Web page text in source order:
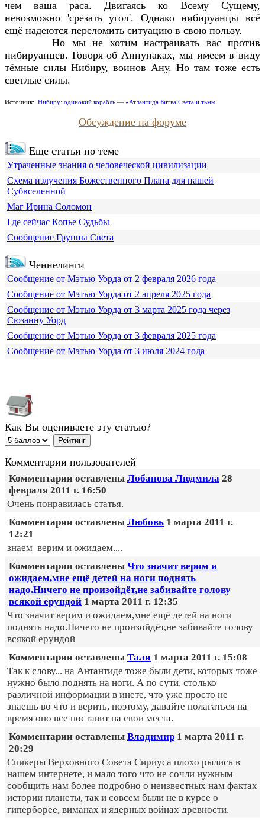
чем ваша раса. Двигаясь ко Всему Сущему,
невозможно 'срезать угол'. Однако нибируанцы всё
ещё надеются переломить ситуацию в свою пользу.
Но мы не хотим настраивать вас против
нибируанцев. Говоря об Аннунаках, мы имеем в виду
тёмные силы Нибиру, воинов Ану. Но там тоже есть
светлые силы.
Источник: Нибиру: одинокий корабль — «Атлантида Битва Света и тьмы
Обсуждение на форуме
Еще статьи по теме
Утраченные знания о человеческой цивилизации
Схема излучения Божественного Плана для нашей
Субвселенной
Маг Ирина Соломон
Где сейчас Копье Судьбы
Сообщение Группы Света
Ченнелинги
Сообщение от Мэтью Уорда от 2 февраля 2026 года
Сообщение от Мэтью Уорда от 2 апреля 2025 года
Сообщение от Мэтью Уорда от 3 марта 2025 года через
Сюзанну Уорд
Сообщение от Мэтью Уорда от 3 февраля 2025 года
Сообщение от Мэтью Уорда от 3 июля 2024 года
Как Вы оцениваете эту статью?
Комментарии пользователей
Комментарии оставлены Лобанова Людмила 28
февраля 2011 г. 16:50
Очень понравилась статья.
Комментарии оставлены Любовь 1 марта 2011 г.
12:21
знаем верим и ожидаем....
Комментарии оставлены Что значит верим и
ожидаем,мне ещё детей на ноги поднять
надо.Ничего не произойдёт,не забивайте голову
всякой ерундой 1 марта 2011 г. 12:35
Что значит верим и ожидаем,мне ещё детей на ноги
поднять надо.Ничего не произойдёт,не забивайте голову
всякой ерундой
Комментарии оставлены Тали 1 марта 2011 г. 15:08
Так к слову... на Антантиде тоже были дети, которых тоже
нужно было поднять на ноги. А по сути, столько
различной информации в инете, что уже просто не
знаешь во что и верить, поэтому, давайте полагаться на
время оно все поставит на свои места.
Комментарии оставлены Владимир 1 марта 2011 г.
20:29
Спикеры Верховного Совета Сириуса плохо рылись в
нашем интернете, и мало того что не сочли нужным
сообщить нам более подробно о неизвестных нам фактах
истории планеты, так и совсем были не в курсе о
гиперборее, виманах и ядерных войнах древности.